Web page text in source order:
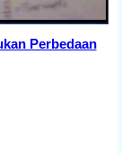
Perbedaan